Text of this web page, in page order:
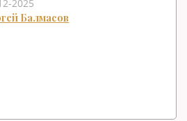
2025
Балмасов